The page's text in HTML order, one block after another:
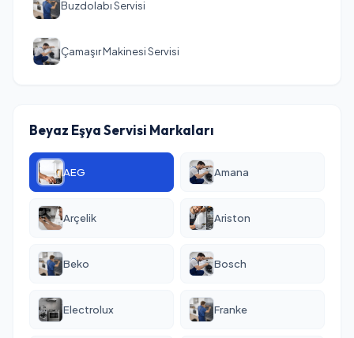
Buzdolabı Servisi
Çamaşır Makinesi Servisi
Beyaz Eşya Servisi Markaları
AEG Amana
Arçelik Ariston
Beko Bosch
Electrolux Franke